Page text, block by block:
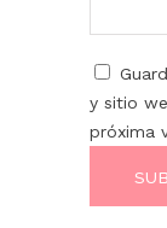
y sitio
próxima